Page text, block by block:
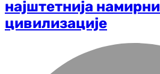
најштетнија
цивилизације